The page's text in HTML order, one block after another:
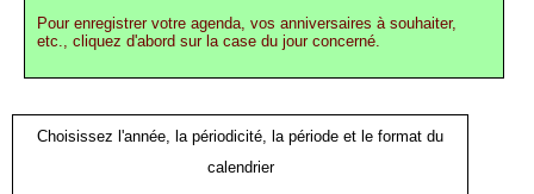
Pour enregistrer votre agenda, vos anniversaires à souhaiter,
etc., cliquez d'abord sur la case du jour concerné.
Choisissez l'année, la périodicité, la période et le format du
calendrier